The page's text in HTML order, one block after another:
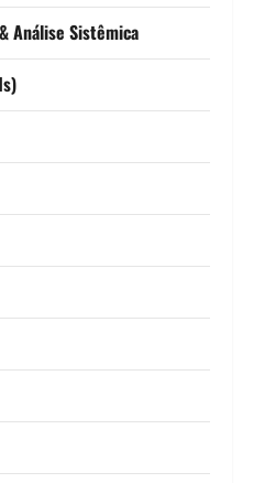
Análise Sistêmica